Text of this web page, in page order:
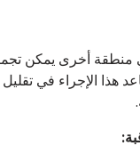
أخرى يمكن
هذا الإجراء في
: